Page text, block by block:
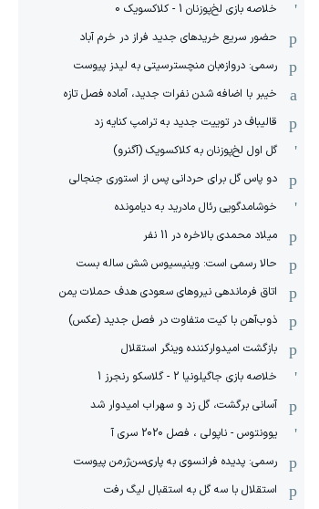
خلاصه بازی لخ‌پوزنان 1 - کلاکسویک 0
حضور سریع خریدهای جدید فراز در خرم آباد
رسمی: دروازه‌بان منچسترسیتی به لیدز پیوست
خیبر با اضافه شدن نفرات جدید، آماده فصل تازه
قالیباف در توییت جدید به ترامپ کنایه زد
گل اول لخ‌پوزنان به کلاکسویک (آگنرو)
دو پاس گل برای حردانی پس از استوری جنجالی
خوشامدگویی رئال مادرید به دیامونده
میلاد محمدی بالاخره در 11 نفر
حالا رسمی است: وینیسیوس شش ساله بست
اتاق فرماندهی نیروهای سعودی هدف حملات یمن
ذوب‌آهن با کیت متفاوت در فصل جدید (عکس)
بازگشت امیدوارکننده وینگر استقلال
خلاصه بازی جاگیلونیا 2 - گلاسکو رنجرز 1
آسانی برگشت، گل زد و سهراب امیدوار شد
یوونتوس - ناپولی ، فصل 2020 سری آ
رسمی: پدیده فرانسوی به پاری‌سن‌ژرمن پیوست
استقلال با سه گل به استقبال لیگ رفت